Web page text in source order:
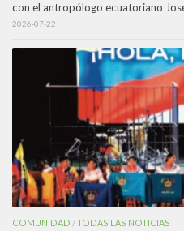
con el antropólogo ecuatoriano
2026-07-22
COMUNIDAD /TODAS LAS NOTICIAS